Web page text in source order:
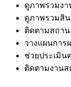
ดูภาพรวมงา
ดูภาพรวมสิ
ติดตามสถาน
วางแผนการ
ช่วยประเมิน
ติดตามงาน